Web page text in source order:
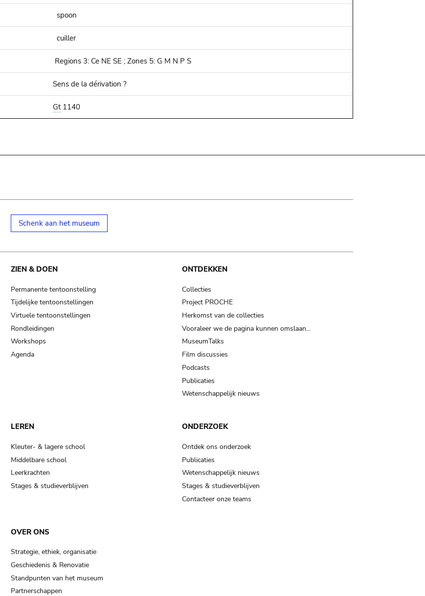
spoon
cuiller
Regions 3: Ce NE SE ; Zones 5: G M N P S
Sens de la dérivation ?
Gt1140
Schenk aan het museum
ZIEN & DOEN
Permanente tentoonstelling
Tijdelijke tentoonstellingen
Virtuele tentoonstellingen
Rondleidingen
Workshops
Agenda
ONTDEKKEN
Collecties
Project PROCHE
Herkomst van de collecties
Vooraleer we de pagina kunnen omslaan…
MuseumTalks
Film discussies
Podcasts
Publicaties
Wetenschappelijk nieuws
LEREN
Kleuter- & lagere school
Middelbare school
Leerkrachten
Stages & studieverblijven
ONDERZOEK
Ontdek ons onderzoek
Publicaties
Wetenschappelijk nieuws
Stages & studieverblijven
Contacteer onze teams
OVER ONS
Strategie, ethiek, organisatie
Geschiedenis & Renovatie
Standpunten van het museum
Partnerschappen